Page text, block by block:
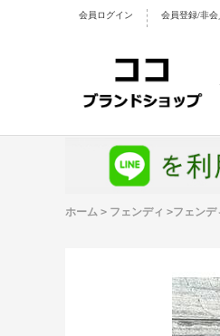
会員ログイン 会員登録/非
ホーム > フェンディ >フェンデ